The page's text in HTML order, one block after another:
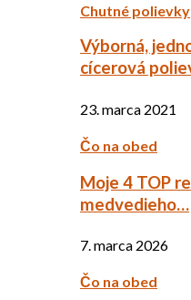
Chutné polievky
Výborná,
cícerová
23. marca 2021
Čo na obed
Moje 4 TOP
medvedieho…
7. marca 2026
Čo na obed